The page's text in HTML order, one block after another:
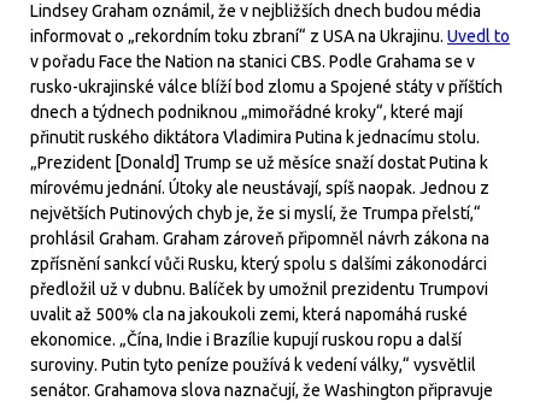
Lindsey Graham oznámil, že v nejbližších dnech budou média
informovat o „rekordním toku zbraní“ z USA na Ukrajinu. Uvedl to
v pořadu Face the Nation na stanici CBS. Podle Grahama se v
rusko-ukrajinské válce blíží bod zlomu a Spojené státy v příštích
dnech a týdnech podniknou „mimořádné kroky“, které mají
přinutit ruského diktátora Vladimira Putina k jednacímu stolu.
„Prezident [Donald] Trump se už měsíce snaží dostat Putina k
mírovému jednání. Útoky ale neustávají, spíš naopak. Jednou z
největších Putinových chyb je, že si myslí, že Trumpa přelstí,“
prohlásil Graham. Graham zároveň připomněl návrh zákona na
zpřísnění sankcí vůči Rusku, který spolu s dalšími zákonodárci
předložil už v dubnu. Balíček by umožnil prezidentu Trumpovi
uvalit až 500% cla na jakoukoli zemi, která napomáhá ruské
ekonomice. „Čína, Indie i Brazílie kupují ruskou ropu a další
suroviny. Putin tyto peníze používá k vedení války,“ vysvětlil
senátor. Grahamova slova naznačují, že Washington připravuje